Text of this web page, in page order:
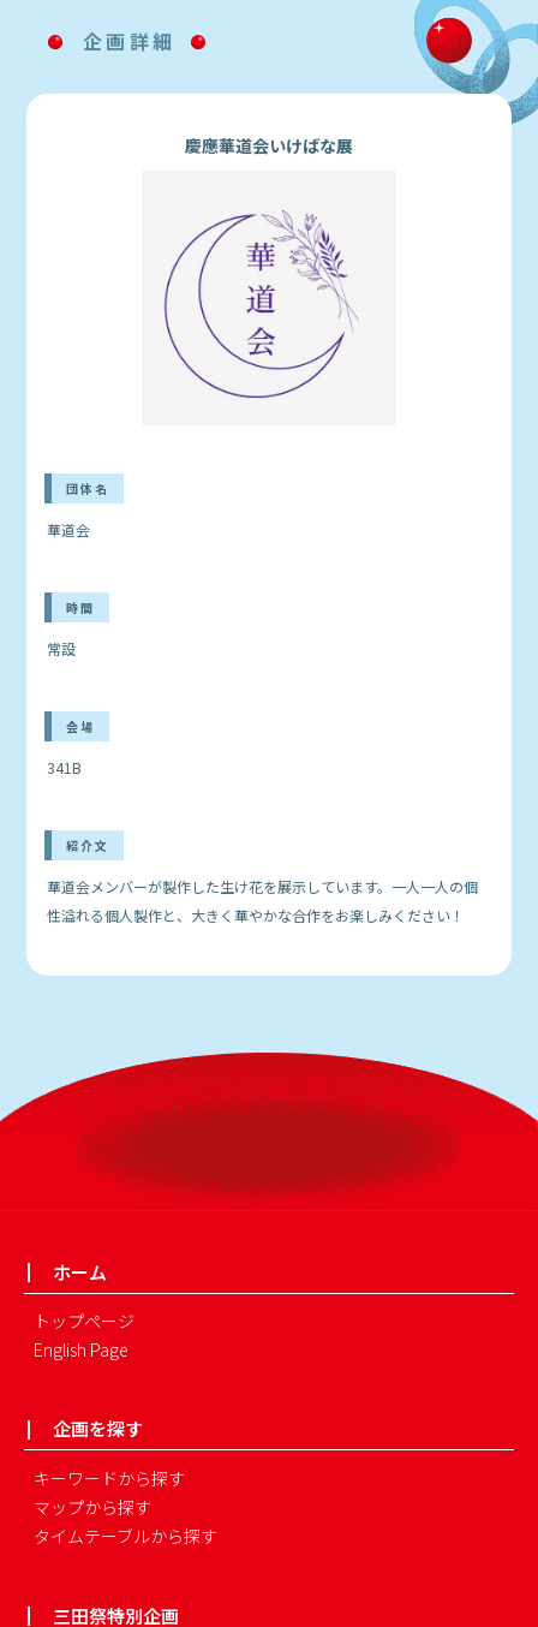
企画詳細
慶應華道会いけばな展
団体名
華道会
時間
常設
会場
341B
紹介文
華道会メンバーが製作した生け花を展示しています。一人一人の個
性溢れる個人製作と、大きく華やかな合作をお楽しみください！
ホーム
トップページ
English Page
企画を探す
キーワードから探す
マップから探す
タイムテーブルから探す
三田祭特別企画